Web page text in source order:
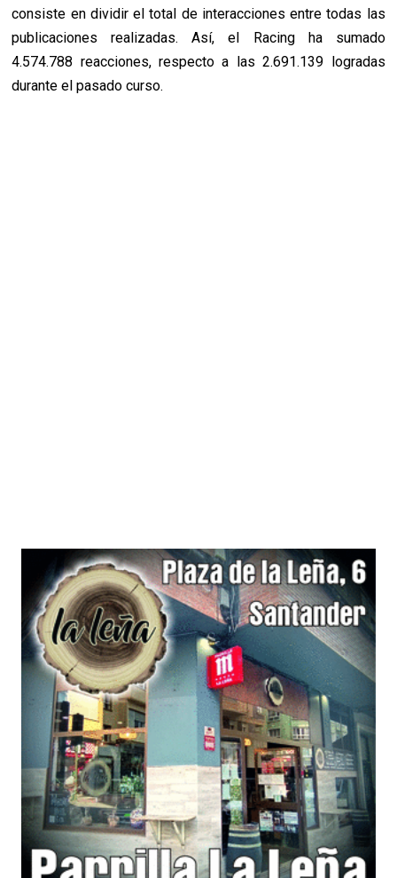
consiste en dividir el total de interacciones entre todas las
publicaciones realizadas. Así, el Racing ha sumado
4.574.788 reacciones, respecto a las 2.691.139 logradas
durante el pasado curso.